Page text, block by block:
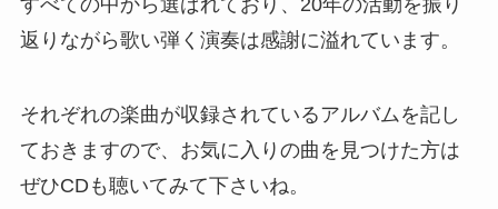
返りながら歌い弾く演奏は感謝に溢れています。
それぞれの楽曲が収録されているアルバムを記し
ておきますので、お気に入りの曲を見つけた方は
ぜひCDも聴いてみて下さいね。